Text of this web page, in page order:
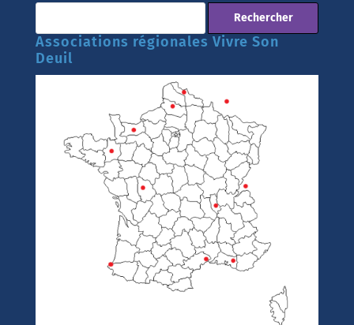
Associations régionales Vivre Son
Deuil